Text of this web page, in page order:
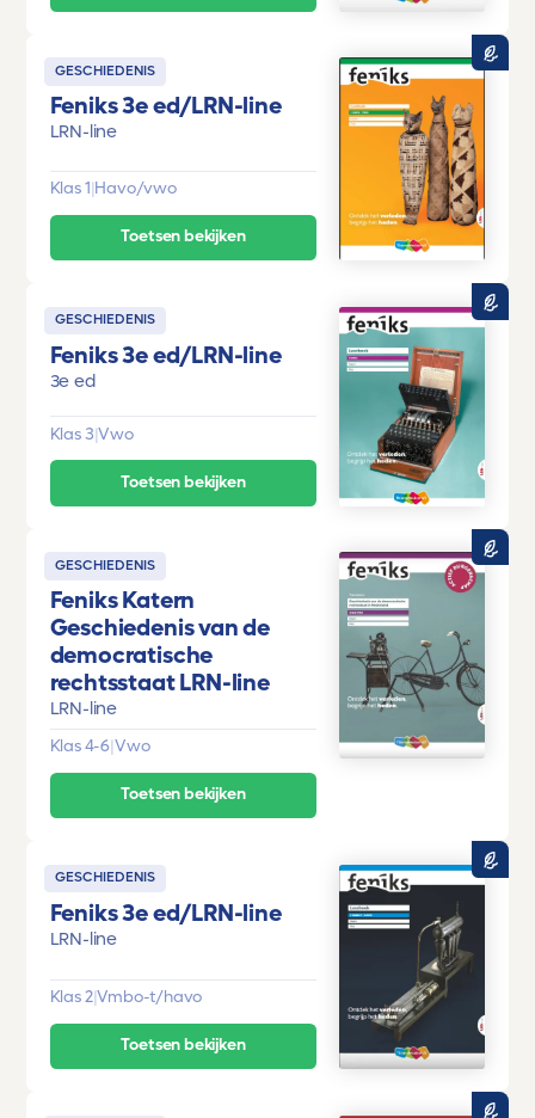
GESCHIEDENIS
Feniks 3e ed/LRN-line
LRN-line
Klas 1 Havo/vwo
Toetsen bekijken
GESCHIEDENIS
Feniks 3e ed/LRN-line
3e ed
Klas 3|Vwo
Toetsen bekijken
GESCHIEDENIS
Feniks Katern
Geschiedenis van de
democratische
rechtsstaat LRN-line
LRN-line
Klas 4-6 Vwo
Toetsen bekijken
GESCHIEDENIS
Feniks 3e ed/LRN-line
LRN-line
Klas 2|Vmbo-t/havo
Toetsen bekijken